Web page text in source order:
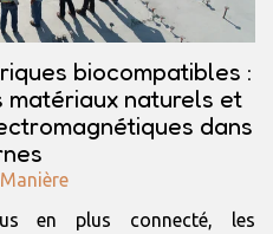
biocompatibles :
matériaux naturels et
dans
en plus connecté, les